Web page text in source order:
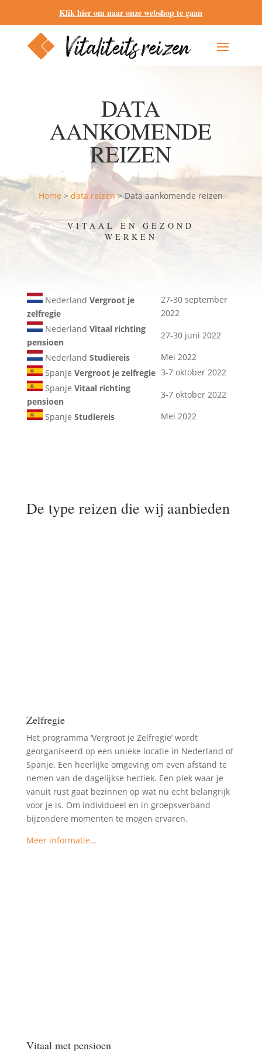
Klik hier om naar onze webshop te gaan
DATA
AANKOMENDE
REIZEN
Home >data reizen> Data aankomende reizen
VITAAL EN GEZOND
WERKEN
Nederland Vergroot je
zelfregie
27-30 september
2022
Nederland Vitaal richting
pensioen
27-30 juni 2022
Nederland Studiereis
Mei 2022
Spanje Vergroot je zelfregie 3-7 oktober 2022
Spanje Vitaal richting
pensioen
3-7 oktober 2022
Spanje Studiereis Mei 2022
De type reizen die wij aanbieden
Zelfregie
Het programma ‘Vergroot je Zelfregie’ wordt
georganiseerd op een unieke locatie in Nederland of
Spanje. Een heerlijke omgeving om even afstand te
nemen van de dagelijkse hectiek. Een plek waar je
vanuit rust gaat bezinnen op wat nu echt belangrijk
voor je is. Om individueel en in groepsverband
bijzondere momenten te mogen ervaren.
Meer informatie…
Vitaal met pensioen